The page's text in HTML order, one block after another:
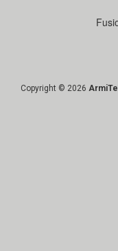
Copyright © 2026